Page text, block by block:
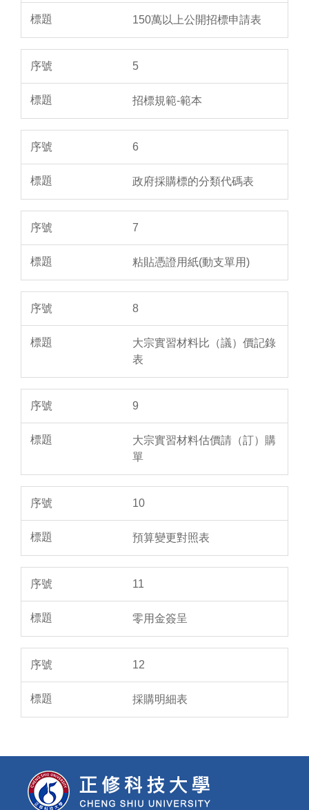
150萬以上公開招標申請表
5
招標規範-範本
6
政府採購標的分類代碼表
7
粘貼憑證用紙(動支單用)
8
大宗實習材料比（議）價記錄
表
9
大宗實習材料估價請（訂）購
單
10
預算變更對照表
11
零用金簽呈
12
採購明細表